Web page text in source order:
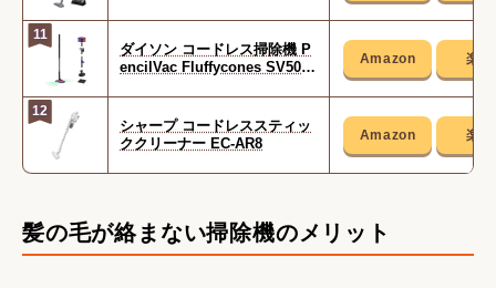
11
ダイソン コードレス掃除機 P
encilVac Fluffycones SV50 F
12
シャープ コードレススティッ
ククリーナー EC-AR8
髪の毛が絡まない掃除機のメリット